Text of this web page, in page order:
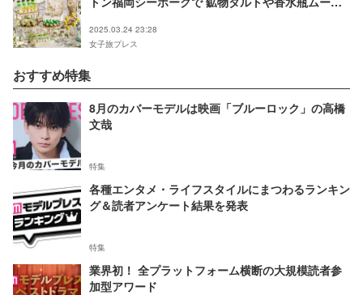
2025.03.24 23:28
女子旅プレス
おすすめ特集
8月のカバーモデルは映画「ブルーロック」の高橋
文哉
特集
各種エンタメ・ライフスタイルにまつわるランキン
グ＆読者アンケート結果を発表
特集
業界初！ 全プラットフォーム横断の大規模読者参
加型アワード